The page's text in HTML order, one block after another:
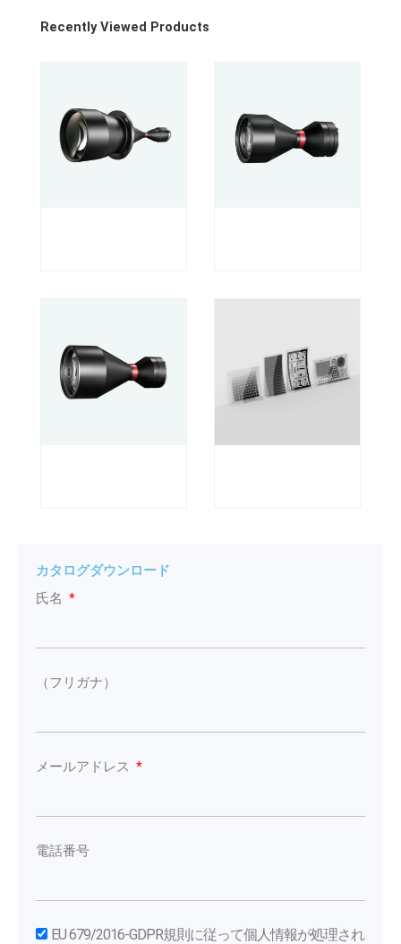
Recently Viewed Products
カタログダウンロード
氏名
（フリガナ）
メールアドレス
電話番号
EU 679/2016-GDPR規則に従って個人情報が処理され